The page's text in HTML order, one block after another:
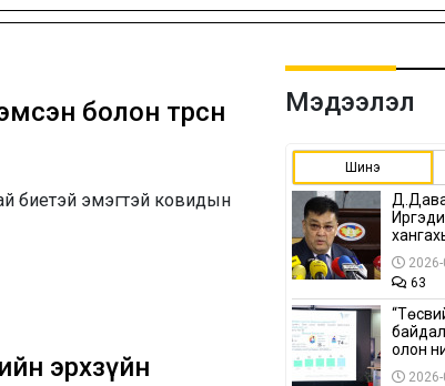
болон төрсөн
биетэй эмэгтэй ковидын
эрхзүйн
Мэдээлэл
Шинэ
авах
63
олон
бага